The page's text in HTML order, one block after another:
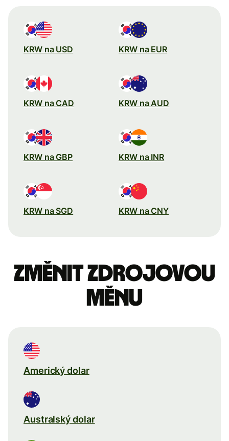
KRW na USD KRW na EUR
KRW na CAD KRW na AUD
KRW na GBP KRW na INR
KRW na SGD KRW na CNY
Změnit zdrojovou
měnu
Americký dolar
Australský dolar